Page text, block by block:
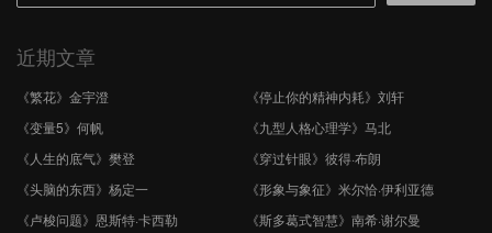
近期文章
《繁花》金宇澄
《停止你的精神内耗》刘轩
《变量5》何帆
《九型人格心理学》马北
《人生的底气》樊登
《穿过针眼》彼得·布朗
《头脑的东西》杨定一
《形象与象征》米尔恰·伊利亚德
《卢梭问题》恩斯特·卡西勒
《斯多葛式智慧》南希·谢尔曼